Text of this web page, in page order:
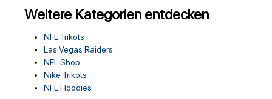
Weitere Kategorien entdecken
NFL Trikots
Las Vegas Raiders
NFL Shop
Nike Trikots
NFL Hoodies